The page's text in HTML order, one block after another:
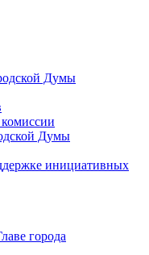
Думы
Думы
инициативных
города